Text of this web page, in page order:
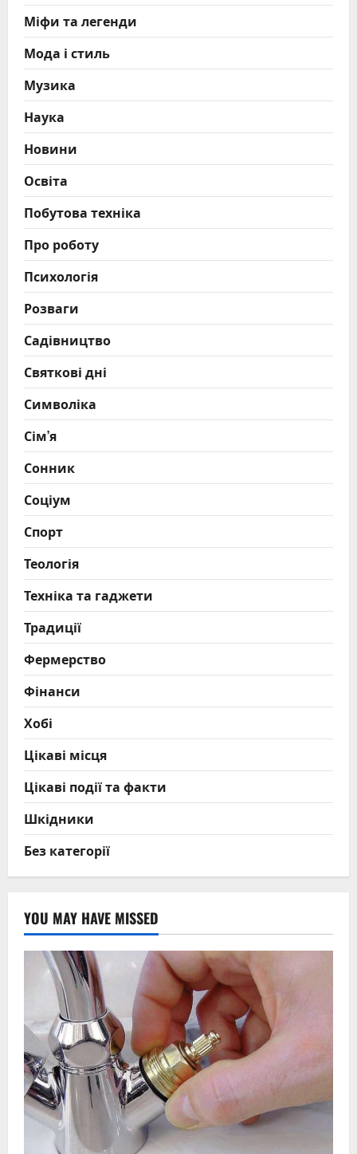
Міфи та легенди
Мода і стиль
Музика
Наука
Новини
Освіта
Побутова техніка
Про роботу
Психологія
Розваги
Садівництво
Святкові дні
Символіка
Сім’я
Сонник
Соціум
Спорт
Теологія
Техніка та гаджети
Традиції
Фермерство
Фінанси
Хобі
Цікаві місця
Цікаві події та факти
Шкідники
Без категорії
YOU MAY HAVE MISSED